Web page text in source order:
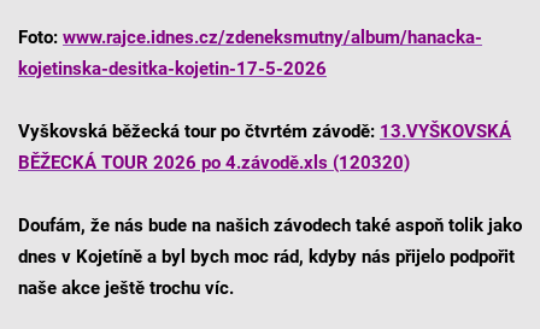
Foto: www.rajce.idnes.cz/zdeneksmutny/album/hanacka-
kojetinska-desitka-kojetin-17-5-2026
Vyškovská běžecká tour po čtvrtém závodě: 13.VYŠKOVSKÁ
BĚŽECKÁ TOUR 2026 po 4.závodě.xls (120320)
Doufám, že nás bude na našich závodech také aspoň tolik jako
dnes v Kojetíně a byl bych moc rád, kdyby nás přijelo podpořit
naše akce ještě trochu víc.